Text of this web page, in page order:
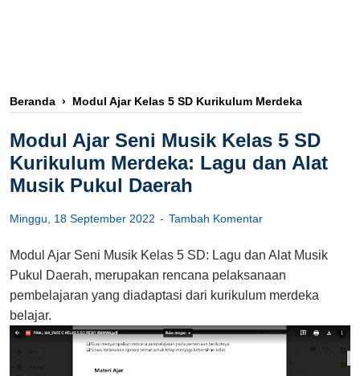
Beranda › Modul Ajar Kelas 5 SD Kurikulum Merdeka
Modul Ajar Seni Musik Kelas 5 SD
Kurikulum Merdeka: Lagu dan Alat
Musik Pukul Daerah
Minggu, 18 September 2022 Tambah Komentar
Modul Ajar Seni Musik Kelas 5 SD: Lagu dan Alat Musik
Pukul Daerah, merupakan rencana pelaksanaan
pembelajaran yang diadaptasi dari kurikulum merdeka
belajar.